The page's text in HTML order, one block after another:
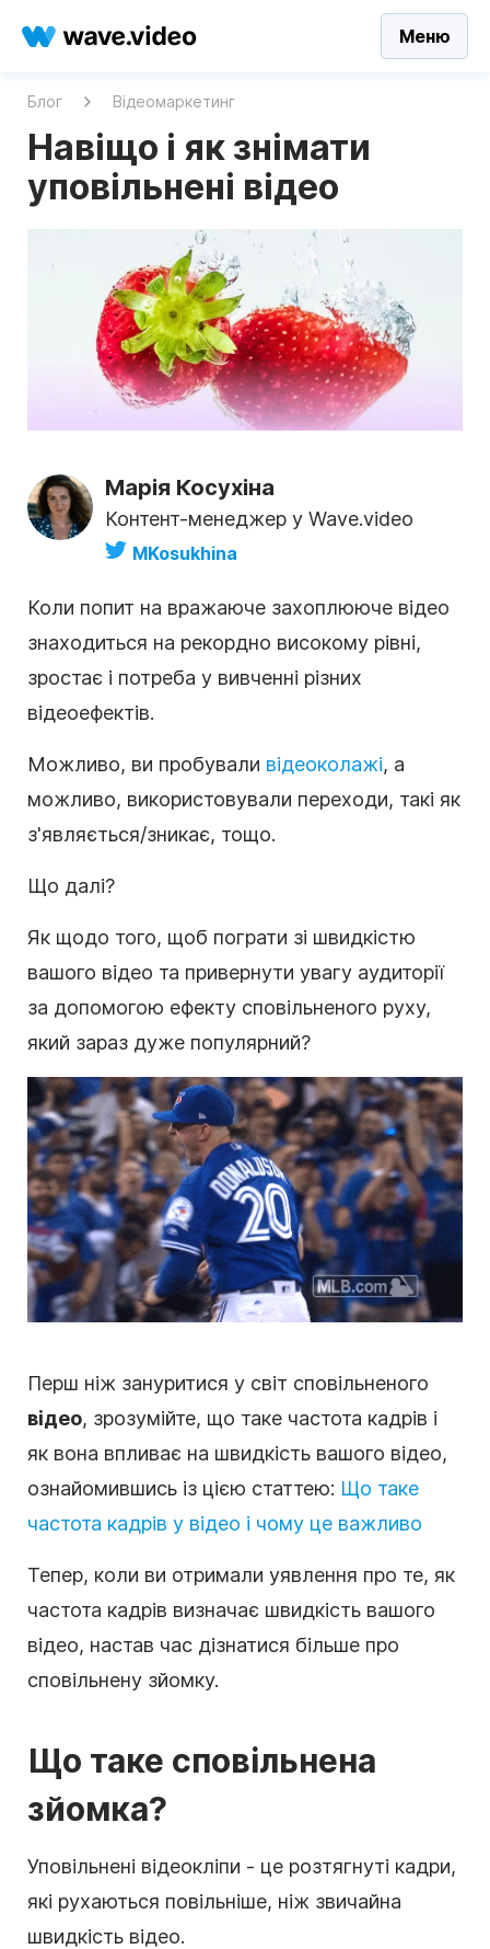
Меню
Блог Відеомаркетинг
Навіщо і як знімати
уповільнені відео
Марія Косухіна
Контент-менеджер у Wave.video
MKosukhina
Коли попит на вражаюче захоплююче відео
знаходиться на рекордно високому рівні,
зростає і потреба у вивченні різних
відеоефектів.
Можливо, ви пробували відеоколажі, а
можливо, використовували переходи, такі як
з'являється/зникає, тощо.
Що далі?
Як щодо того, щоб пограти зі швидкістю
вашого відео та привернути увагу аудиторії
за допомогою ефекту сповільненого руху,
який зараз дуже популярний?
Перш ніж зануритися у світ сповільненого
відео, зрозумійте, що таке частота кадрів і
як вона впливає на швидкість вашого відео,
ознайомившись із цією статтею: Що таке
частота кадрів у відео і чому це важливо
Тепер, коли ви отримали уявлення про те, як
частота кадрів визначає швидкість вашого
відео, настав час дізнатися більше про
сповільнену зйомку.
Що таке сповільнена
зйомка?
Уповільнені відеокліпи - це розтягнуті кадри,
які рухаються повільніше, ніж звичайна
швидкість відео.